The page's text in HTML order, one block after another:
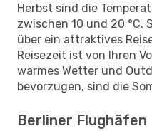
Herbst sind die
zwischen 10 und 20 °C.
über ein attraktives
Reisezeit ist von Ihren
warmes Wetter und
bevorzugen, sind die
Berliner Flughäfen